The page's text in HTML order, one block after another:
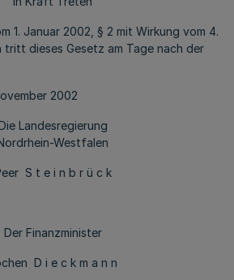
1. Januar 2002, § 2 mit Wirkung vom 4.
tritt dieses Gesetz am Tage nach der
2002
Landesregierung
Westfalen
S t e i n b r ü c k
Der Finanzminister
D i e c k m a n n